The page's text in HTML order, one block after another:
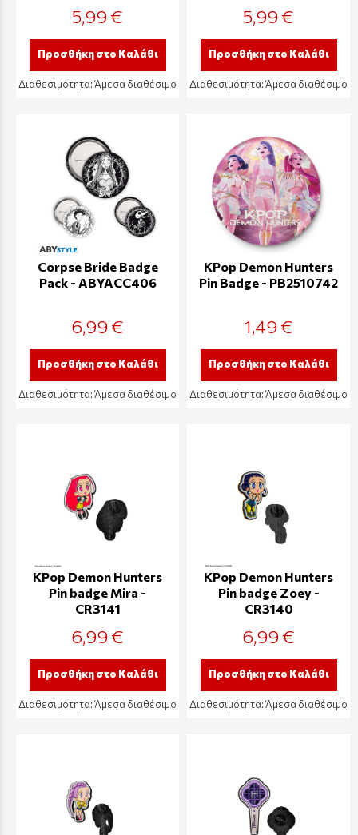
5,99 €
Προσθήκη στο Καλάθι
Διαθεσιμότητα:Άμεσα διαθέσιμο
5,99 €
Προσθήκη στο Καλάθι
Διαθεσιμότητα:Άμεσα διαθέσιμο
Corpse Bride Badge
Pack - ABYACC406
6,99 €
Προσθήκη στο Καλάθι
Διαθεσιμότητα:Άμεσα διαθέσιμο
KPop Demon Hunters
Pin Badge - PB2510742
1,49 €
Προσθήκη στο Καλάθι
Διαθεσιμότητα:Άμεσα διαθέσιμο
KPop Demon Hunters
Pin badge Mira -
CR3141
6,99 €
Προσθήκη στο Καλάθι
Διαθεσιμότητα:Άμεσα διαθέσιμο
KPop Demon Hunters
Pin badge Zoey -
CR3140
6,99 €
Προσθήκη στο Καλάθι
Διαθεσιμότητα:Άμεσα διαθέσιμο